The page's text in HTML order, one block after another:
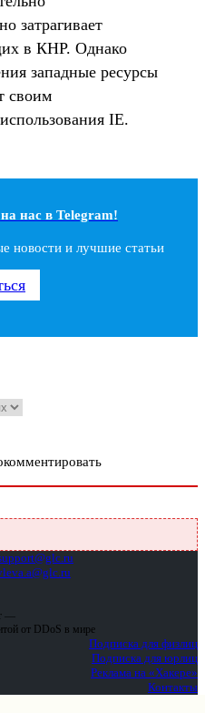
затрагивает
в КНР. Однако
западные ресурсы
своим
IE.
наc в Telegram!
новости и лучшие статьи
—
от DDoS в мире
Подписка для физлиц
Подписка для юрлиц
Реклама на «Хакере»
Контакты